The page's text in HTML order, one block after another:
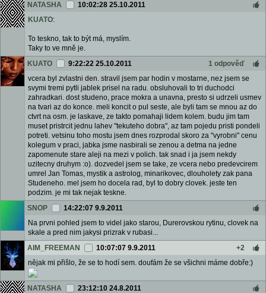
NATASHA
10:02:28 25.10.2011
KUATO:
To teskno, tak to být má, myslím.
Taky to ve mně je.
KUATO
9:22:22 25.10.2011
1 odpověď
vcera byl zvlastni den. stravil jsem par hodin v mostarne, nez jsem se
svymi tremi pytli jablek prisel na radu. obsluhovali to tri duchodci
zahradkari. dost studeno, prace mokra a unavna, presto si udrzeli usmev
na tvari az do konce. meli koncit o pul seste, ale byli tam se mnou az do
ctvrt na osm. je laskave, ze takto pomahaji lidem kolem. budu jim tam
muset pristrcit jednu lahev "tekuteho dobra", az tam pojedu pristi pondeli
potreti. vetsinu toho mostu jsem dnes rozprodal skoro za "vyrobni" cenu
kolegum v praci, jabka jsme nasbirali se zenou a detma na jedne
zapomenute stare aleji na mezi v polich. tak snad i ja jsem nekdy
uzitecny druhym :o). dozvedel jsem se take, ze vcera nebo predevcirem
umrel Jan Tomas, mystik a astrolog, minarikovec, dlouholety zak pana
Studeneho. mel jsem ho docela rad, byl to dobry clovek. jeste ten
podzim. je mi tak nejak teskne.
SNOP
14:22:07 9.9.2011
Na prvni pohled jsem to videl jako starou, Durerovskou rytinu, clovek na
skale a pred nim jakysi prizrak v rubasi...
AIM_FREEMAN
10:07:07 9.9.2011
+2
nějak mi přišlo, že se to hodí sem. doufám že se všichni máme dobře:)
NATASHA
23:12:10 24.8.2011